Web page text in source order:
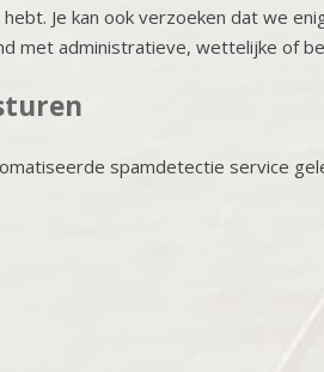
Je kan ook verzoeken dat we
met administratieve, wettelijke of
spamdetectie service